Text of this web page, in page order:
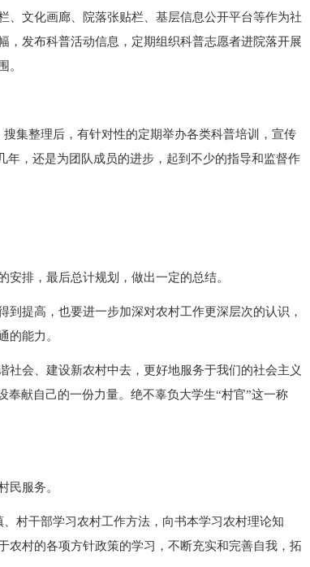
、文化画廊、院落张贴栏、基层信息公开平台等作为社
，发布科普活动信息，定期组织科普志愿者进院落开展
。
集整理后，有针对性的定期举办各类科普培训，宣传
年，还是为团队成员的进步，起到不少的指导和监督作
排，最后总计规划，做出一定的总结。
提高，也要进一步加深对农村工作更深层次的认识，
的能力。
会、建设新农村中去，更好地服务于我们的社会主义
奉献自己的一份力量。绝不辜负大学生“村官”这一称
民服务。
村干部学习农村工作方法，向书本学习农村理论知
农村的各项方针政策的学习，不断充实和完善自我，拓